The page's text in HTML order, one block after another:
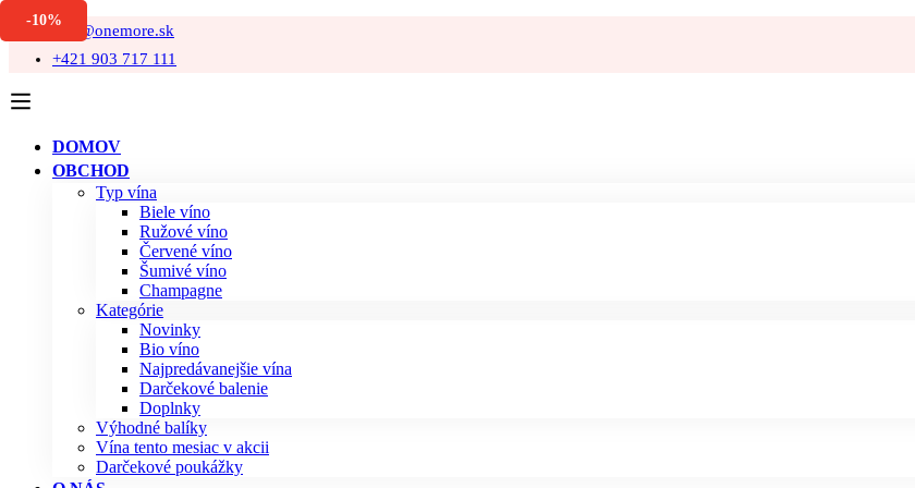
info@onemore.sk
+421 903 717 111
DOMOV
OBCHOD
Typ vína
Biele víno
Ružové víno
Červené víno
Šumivé víno
Champagne
Kategórie
Novinky
Bio víno
Najpredávanejšie vína
Darčekové balenie
Doplnky
Výhodné balíky
Vína tento mesiac v akcii
Darčekové poukážky
-10%